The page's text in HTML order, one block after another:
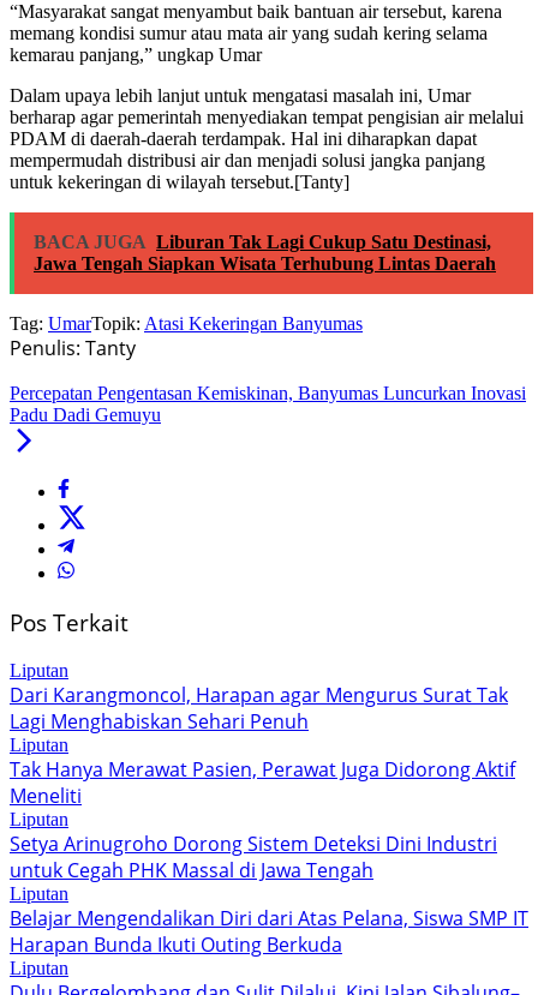
“Masyarakat sangat menyambut baik bantuan air tersebut, karena
memang kondisi sumur atau mata air yang sudah kering selama
kemarau panjang,” ungkap Umar
Dalam upaya lebih lanjut untuk mengatasi masalah ini, Umar
berharap agar pemerintah menyediakan tempat pengisian air melalui
PDAM di daerah-daerah terdampak. Hal ini diharapkan dapat
mempermudah distribusi air dan menjadi solusi jangka panjang
untuk kekeringan di wilayah tersebut.[Tanty]
BACA JUGA Liburan Tak Lagi Cukup Satu Destinasi,
Jawa Tengah Siapkan Wisata Terhubung Lintas Daerah
Tag: UmarTopik: Atasi Kekeringan Banyumas
Penulis: Tanty
Percepatan Pengentasan Kemiskinan, Banyumas Luncurkan Inovasi
Padu Dadi Gemuyu
Pos Terkait
Liputan
Dari Karangmoncol, Harapan agar Mengurus Surat Tak
Lagi Menghabiskan Sehari Penuh
Liputan
Tak Hanya Merawat Pasien, Perawat Juga Didorong Aktif
Meneliti
Liputan
Setya Arinugroho Dorong Sistem Deteksi Dini Industri
untuk Cegah PHK Massal di Jawa Tengah
Liputan
Belajar Mengendalikan Diri dari Atas Pelana, Siswa SMP IT
Harapan Bunda Ikuti Outing Berkuda
Liputan